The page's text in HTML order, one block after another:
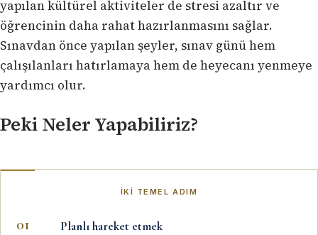
yapılan kültürel aktiviteler de stresi azaltır ve
öğrencinin daha rahat hazırlanmasını sağlar.
Sınavdan önce yapılan şeyler, sınav günü hem
çalışılanları hatırlamaya hem de heyecanı yenmeye
yardımcı olur.
Peki Neler Yapabiliriz?
İKI TEMEL ADIM
Planlı hareket etmek